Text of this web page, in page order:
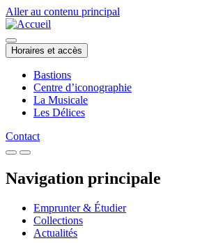
Aller au contenu principal
Horaires et accès
Bastions
Centre d’iconographie
La Musicale
Les Délices
Contact
Navigation principale
Emprunter & Étudier
Collections
Actualités